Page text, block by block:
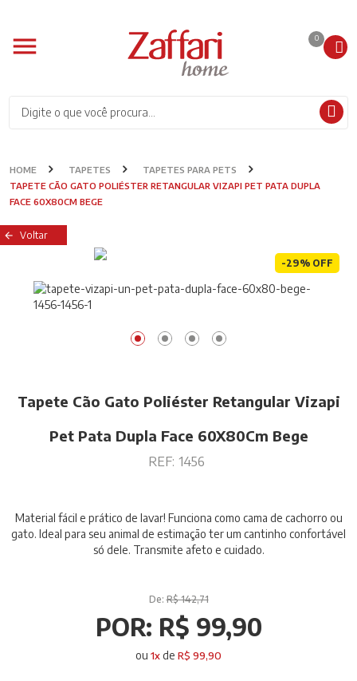
0
HOME TAPETES
TAPETES PARA PETS
TAPETE CÃO GATO POLIÉSTER RETANGULAR VIZAPI PET PATA DUPLA
FACE 60X80CM BEGE
Voltar
-29% OFF
Tapete Cão Gato Poliéster Retangular Vizapi
Pet Pata Dupla Face 60X80Cm Bege
REF: 1456
Material fácil e prático de lavar! Funciona como cama de cachorro ou
gato. Ideal para seu animal de estimação ter um cantinho confortável
só dele. Transmite afeto e cuidado.
De:R$ 142,71
POR: R$ 99,90
ou 1xde R$ 99,90